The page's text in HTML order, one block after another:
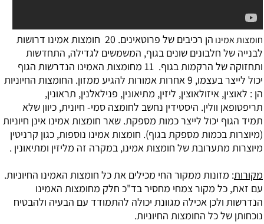
חומצות אמינו
הן רכיבים של פרוטאינים. 20 ‏ חומצות אמינו דרושות
לבנייה של חלבונים שונים בגוף, המשמשים לגדילה, התחדשות
ותחזוקה של הרקמות בגוף. 11 ‏מחומצות האמינו הנדרשות הגוף
יכול לייצר בעצמו, 9 ‏אחרות אמורות להגיע ממזון. החומצות החיוניות
הן : לאוצין, איזולאוצין, ליזין, מתיאונין, פנילאלנין, תראונין,
תריפטופאן וולין. היסטידין נחשב לחומצה סמי- חיונית, כיוון שלא
תמיד הגוף יכול לייצר כמות מספקת. שאר חומצות אמינו אינן חיוניות
(מיוצרות בכמות מספקת בגוף). חומצות אמינו נוספות, כגון קרניטין
מיוצרות מתערובת של חומצות אמינו, במקרה זה מליזין ומתיאונין .
מקורות: מזונות ממקור החי מכילים את כל חומצות האמינו החיוניות.
עם זאת, כל מקור צמחי מחסיר בד"כ חלק מחומצות האמינו
הנדרשות ולכן אכילה מגוונת יכולה להתמודד עם הבעיה ולהבטיח
נוכחותן של כל החומצות החיוניות.